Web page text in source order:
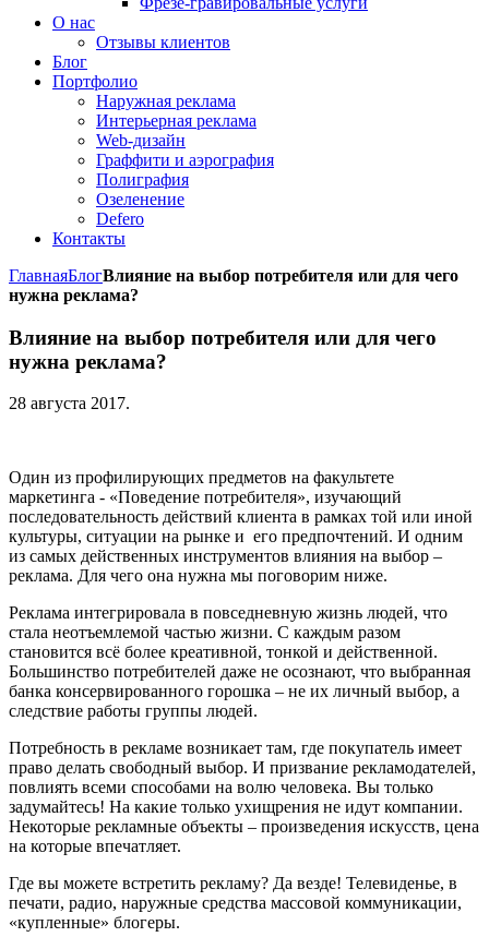
О нас
Отзывы клиентов
Блог
Портфолио
Наружная реклама
Интерьерная реклама
Web-дизайн
Граффити и аэрография
Полиграфия
Озеленение
Defero
Контакты
ГлавнаяБлогВлияние на выбор потребителя или для чего
нужна реклама?
Влияние на выбор потребителя или для чего
нужна реклама?
28 августа 2017.
Один из профилирующих предметов на факультете
маркетинга - «Поведение потребителя», изучающий
последовательность действий клиента в рамках той или иной
культуры, ситуации на рынке и его предпочтений. И одним
из самых действенных инструментов влияния на выбор –
реклама. Для чего она нужна мы поговорим ниже.
Реклама интегрировала в повседневную жизнь людей, что
стала неотъемлемой частью жизни. С каждым разом
становится всё более креативной, тонкой и действенной.
Большинство потребителей даже не осознают, что выбранная
банка консервированного горошка – не их личный выбор, а
следствие работы группы людей.
Потребность в рекламе возникает там, где покупатель имеет
право делать свободный выбор. И призвание рекламодателей,
повлиять всеми способами на волю человека. Вы только
задумайтесь! На какие только ухищрения не идут компании.
Некоторые рекламные объекты – произведения искусств, цена
на которые впечатляет.
Где вы можете встретить рекламу? Да везде! Телевиденье, в
печати, радио, наружные средства массовой коммуникации,
«купленные» блогеры.